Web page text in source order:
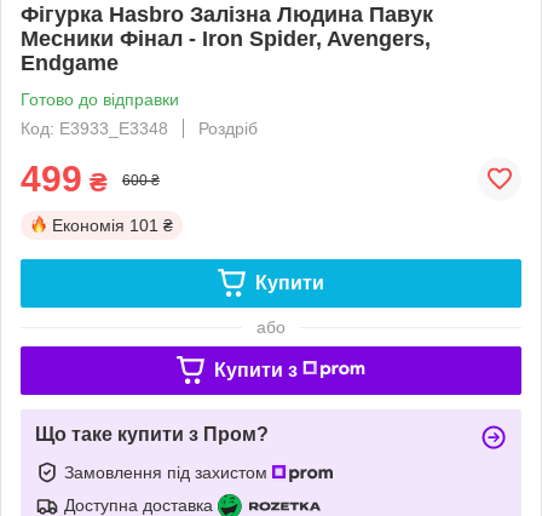
Фігурка Hasbro Залізна Людина Павук
Месники Фінал - Iron Spider, Avengers,
Endgame
Готово до відправки
Код: E3933_E3348
Роздріб
499 ₴ 600 ₴
Економія 101 ₴
Купити
або
Купити з
Що таке купити з Пром?
Замовлення під захистом
Доступна доставка